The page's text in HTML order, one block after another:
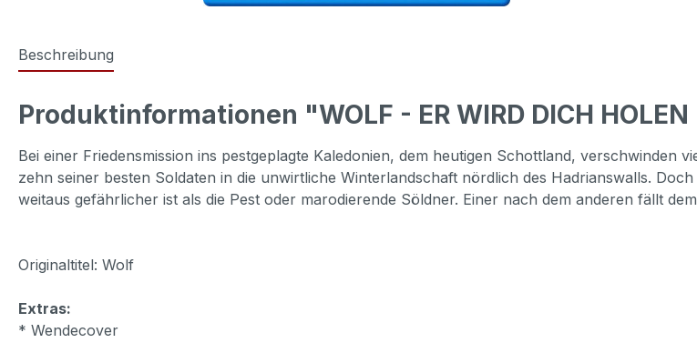
Beschreibung
Produktinformationen "WOLF - ER WIRD DICH
Bei einer Friedensmission ins pestgeplagte Kaledonien, dem heutigen Schottland, verschwinden
zehn seiner besten Soldaten in die unwirtliche Winterlandschaft nördlich des Hadrianswalls.
weitaus gefährlicher ist als die Pest oder marodierende Söldner. Einer nach dem anderen fällt
Originaltitel: Wolf
Extras:
* Wendecover